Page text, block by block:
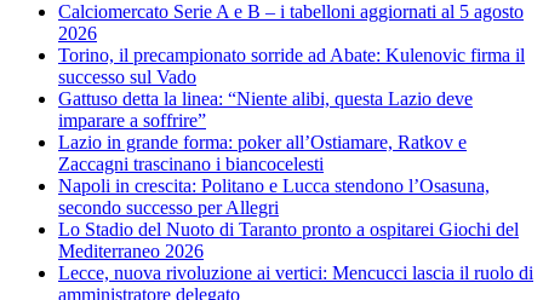
Calciomercato Serie A e B – i tabelloni aggiornati al 5 agosto
2026
Torino, il precampionato sorride ad Abate: Kulenovic firma il
successo sul Vado
Gattuso detta la linea: “Niente alibi, questa Lazio deve
imparare a soffrire”
Lazio in grande forma: poker all’Ostiamare, Ratkov e
Zaccagni trascinano i biancocelesti
Napoli in crescita: Politano e Lucca stendono l’Osasuna,
secondo successo per Allegri
Lo Stadio del Nuoto di Taranto pronto a ospitarei Giochi del
Mediterraneo 2026
Lecce, nuova rivoluzione ai vertici: Mencucci lascia il ruolo di
amministratore delegato